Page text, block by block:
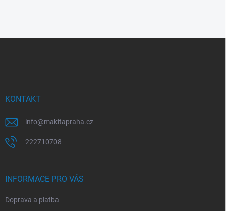
KONTAKT
info@makitapraha.cz
222710708
INFORMACE PRO VÁS
Doprava a platba